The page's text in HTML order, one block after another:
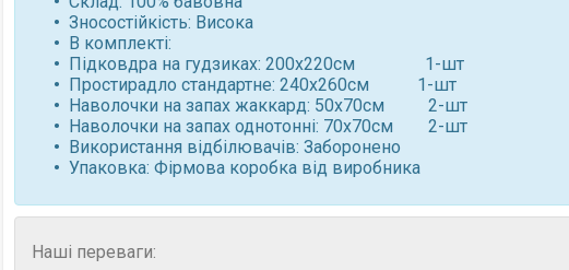
Зносостійкість: Висока
В комплекті:
Підковдра на гудзиках: 200x220см 1-шт
Простирадло стандартне: 240x260см 1-шт
Наволочки на запах жаккард: 50x70см 2-шт
Наволочки на запах однотоннi: 70x70см 2-шт ⠀
Використання відбілювачів: Заборонено
Упаковка: Фірмова коробка від виробника
Наші переваги: